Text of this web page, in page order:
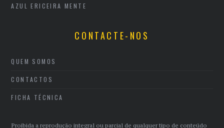
AZUL ERICEIRA MENTE
CONTACTE-NOS
QUEM SOMOS
CONTACTOS
FICHA TÉCNICA
Proibida a reprodução integral ou parcial de qualquer tipo de conteúdo